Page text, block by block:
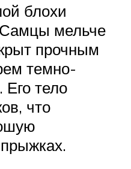
блохи
мельче
прочным
темно-
Его тело
что